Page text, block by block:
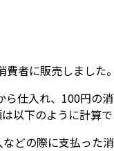
者に販売しまし
仕入れ、100円の
以下のように計算
どの際に支払った